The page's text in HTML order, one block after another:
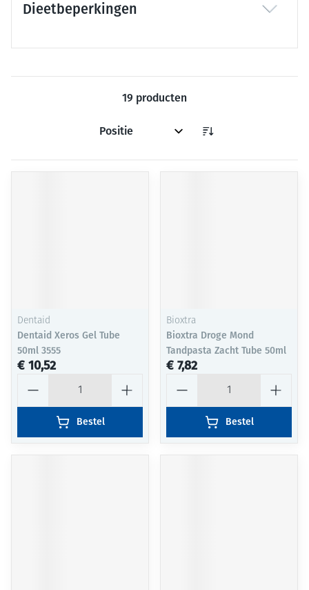
Dieetbeperkingen
19 producten
Sorteer op:
Dentaid
Dentaid Xeros Gel Tube
50ml 3555
€ 10,52
Bestel
Bioxtra
Bioxtra Droge Mond
Tandpasta Zacht Tube 50ml
€ 7,82
Bestel